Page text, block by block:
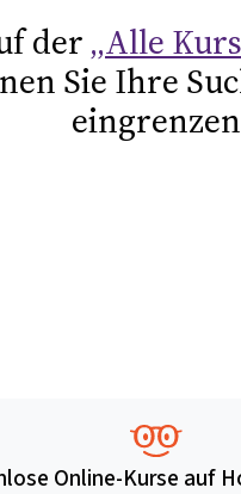
der „Alle
Sie Ihre
Online-Kurse auf